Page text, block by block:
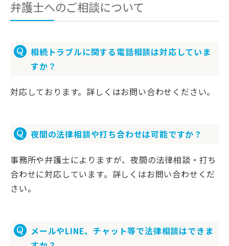
弁護士へのご相談について
相続トラブルに関する電話相談は対応していま
すか？
対応しております。詳しくはお問い合わせください。
夜間の法律相談や打ち合わせは可能ですか？
事務所や弁護士によりますが、夜間の法律相談・打ち
合わせに対応しています。詳しくはお問い合わせくだ
さい。
メールやLINE、チャット等で法律相談はできま